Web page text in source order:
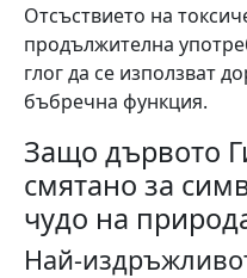
Отсъствието на
продължителна
глог да се използват
бъбречна функция.
Защо дървото
смятано за
чудо на
Най-